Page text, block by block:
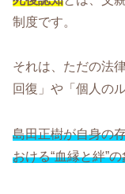
制度です。
それは、ただの法
回復」や「個人の
島田正樹が自身の
おける“血縁と絆”